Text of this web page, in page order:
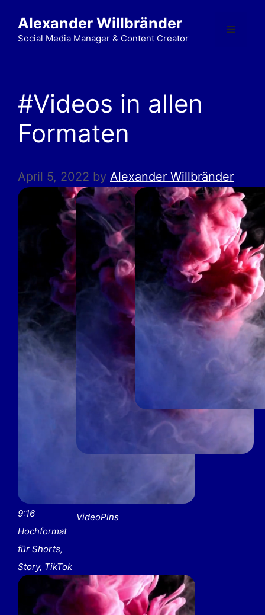
Alexander Willbränder
Social Media Manager & Content Creator
#Videos in allen
Formaten
April 5, 2022 by Alexander Willbränder
9:16
Hochformat
für Shorts,
Story, TikTok
VideoPins
4:5 Vertical
als Aufreißer
in allen